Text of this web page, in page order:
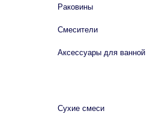
Раковины
Смесители
Аксессуары для ванной
Сухие смеси